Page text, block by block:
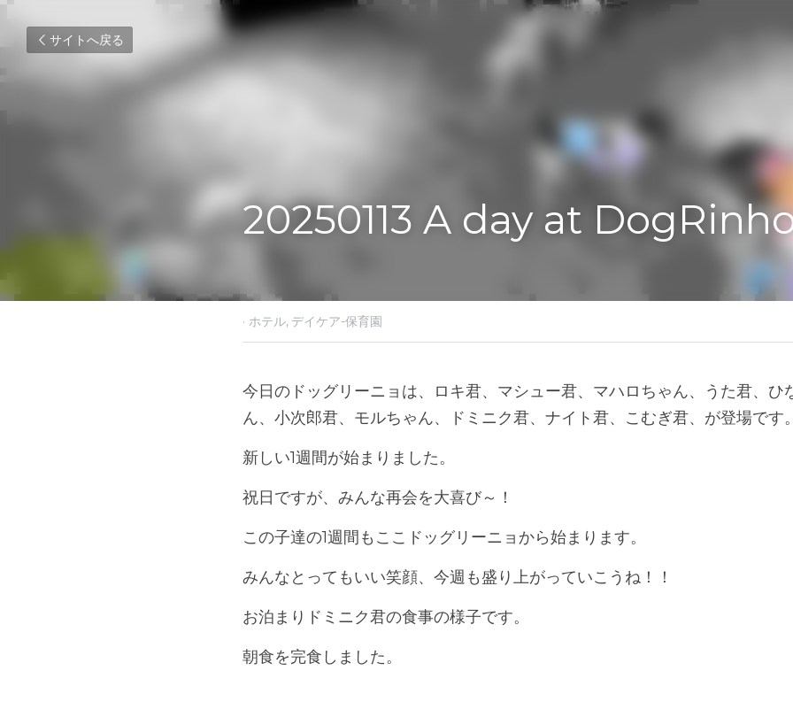
サイトへ戻る
20250113 A day at DogRinho!
2025年1月13日·ホテル,
今日のドッグリーニョは、ロキ君、マシュー君、マハロちゃん、うた君、ひ
ん、小次郎君、モルちゃん、ドミニク君、ナイト君、こむぎ君、が登場です
新しい1週間が始まりました。
祝日ですが、みんな再会を大喜び～！
この子達の1週間もここドッグリーニョから始まります。
みんなとってもいい笑顔、今週も盛り上がっていこうね！！
お泊まりドミニク君の食事の様子です。
朝食を完食しました。